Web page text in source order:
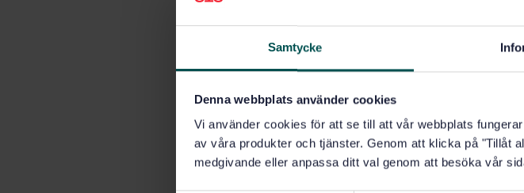
Samtycke
Denna webbplats använder cookies
Vi använder cookies för att se till att vår webbplats
av våra produkter och tjänster. Genom att klicka på "Tillåt
medgivande eller anpassa ditt val genom att besöka vår